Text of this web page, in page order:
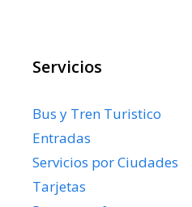
Servicios
Bus y Tren Turistico
Entradas
Servicios por Ciudades
Tarjetas